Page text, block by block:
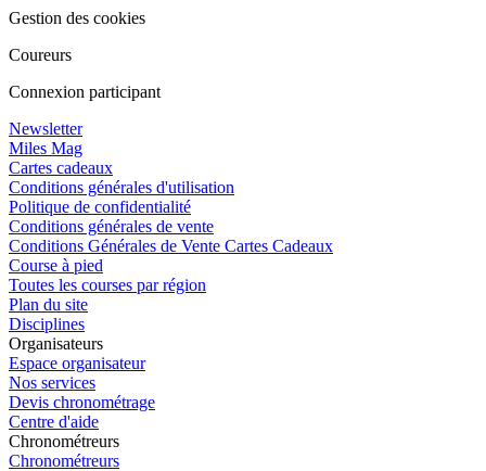
Gestion des cookies
Coureurs
Connexion participant
Newsletter
Miles Mag
Cartes cadeaux
Conditions générales d'utilisation
Politique de confidentialité
Conditions générales de vente
Conditions Générales de Vente Cartes Cadeaux
Course à pied
Toutes les courses par région
Plan du site
Disciplines
Organisateurs
Espace organisateur
Nos services
Devis chronométrage
Centre d'aide
Chronométreurs
Chronométreurs